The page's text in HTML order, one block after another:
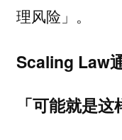
理风险」。
Scaling Law
「可能就是这